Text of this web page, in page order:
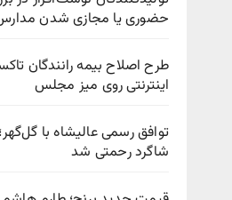
حضوری یا مجازی شدن
طرح اصلاح بیمه رانندگان
اینترنتی روی میز مجلس
توافق رسمی عالیشاه با گل‌گهر؛
شاگرد رحمتی شد